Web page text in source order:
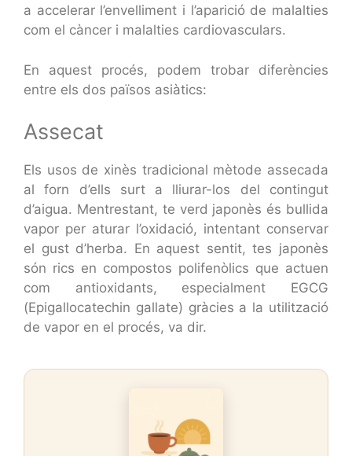
a accelerar l’envelliment i l’aparició de malalties
com el càncer i malalties cardiovasculars.
En aquest procés, podem trobar diferències
entre els dos països asiàtics:
Assecat
Els usos de xinès tradicional mètode assecada
al forn d’ells surt a lliurar-los del contingut
d’aigua. Mentrestant, te verd japonès és bullida
vapor per aturar l’oxidació, intentant conservar
el gust d’herba. En aquest sentit, tes japonès
són rics en compostos polifenòlics que actuen
com antioxidants, especialment EGCG
(Epigallocatechin gallate) gràcies a la utilització
de vapor en el procés, va dir.